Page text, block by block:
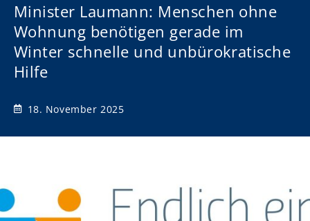
Minister Laumann: Menschen ohne
Wohnung benötigen gerade im
Winter schnelle und unbürokratische
Hilfe
18. November 2025